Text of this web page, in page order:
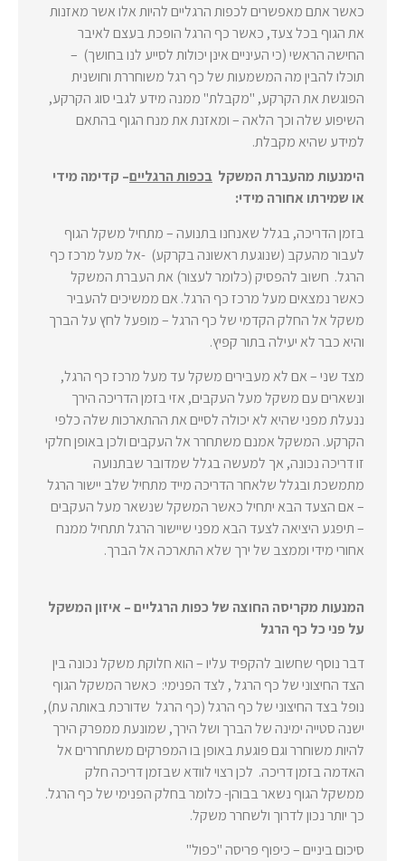
כאשר אתם מאפשרים לכפות הרגליים להיות אלו אשר מאזנות
את הגוף בכל צעד, כאשר כף הרגל הופכת בעצם לאיבר
החישה הראשי (כי העיניים אינן יכולות לסייע לנו בחושך) –
תוכלו להבין מה המשמעות של כף רגל משוחררת וחושנית
הפוגשת את הקרקע, "מקבלת" ממנה מידע לגבי סוג הקרקע,
השיפוע שלה וכך הלאה – ומאזנת את מנח הגוף בהתאם
למידע שהיא מקבלת.
הימנעות מהעברת המשקל בכפות הרגליים– קדימה מידי
או שמירתו אחורה מידי:
בזמן הדריכה, בגלל שאנחנו בתנועה – מתחיל משקל הגוף
לעבור מהעקב (שנוגעת ראשונה בקרקע) -אל מעל מרכז כף
הרגל. חשוב להפסיק (כלומר לעצור) את העברת המשקל
כאשר נמצאים מעל מרכז כף הרגל. אם ממשיכים להעביר
משקל אל החלק הקדמי של כף הרגל – מופעל לחץ על הברך
והיא כבר לא יעילה בתור קפיץ.
מצד שני – אם לא מעבירים משקל עד מעל מרכז כף הרגל,
ונשארים עם משקל מעל העקבים, אזי בזמן הדריכה הירך
ננעלת מפני שהיא לא יכולה לסיים את ההתארכות שלה כלפי
הקרקע. המשקל אמנם משתחרר אל העקבים ולכן באופן חלקי
זו דריכה נכונה, אך למעשה בגלל שמדובר שבתנועה
מתמשכת ובגלל שלאחר הדריכה מייד מתחיל שלב יישור הרגל
– אם הצעד הבא יתחיל כאשר המשקל שנשאר מעל העקבים
– תיפגע היציאה לצעד הבא מפני שיישור הרגל תתחיל ממנח
אחורי מידי וממצב של ירך שלא התארכה אל הברך.
המנעות מקריסה החוצה של כפות הרגליים – איזון המשקל
על פני כל כף הרגל
דבר נוסף שחשוב להקפיד עליו – הוא חלוקת משקל נכונה בין
הצד החיצוני של כף הרגל , לצד הפנימי: כאשר המשקל הגוף
נופל בצד החיצוני של כף הרגל (כף הרגל שדורכת באותה עת),
ישנה סטייה ימינה של הברך ושל הירך, שמונעת ממפרק הירך
להיות משוחרר וגם פוגעת באופן בו המפרקים משתחררים אל
האדמה בזמן דריכה. לכן רצוי לוודא שבזמן דריכה חלק
ממשקל הגוף נשאר בבוהן- כלומר בחלק הפנימי של כף הרגל.
כך יותר נכון לדרוך ולשחרר משקל.
סיכום ביניים – כיפוף פריסה "כפול"